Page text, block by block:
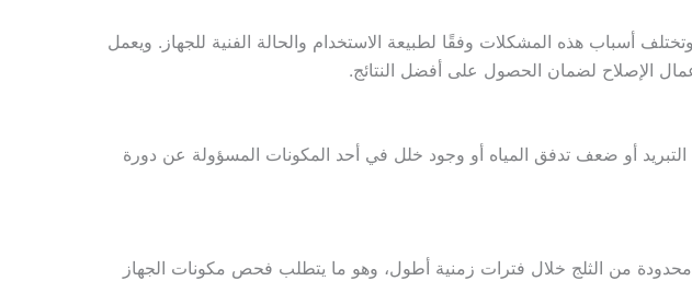
أسباب هذه المشكلات وفقًا لطبيعة الاستخدام والحالة الفنية للجهاز. ويعمل
الإصلاح لضمان الحصول على أفضل النتائج.
أو ضعف تدفق المياه أو وجود خلل في أحد المكونات المسؤولة عن دورة
من الثلج خلال فترات زمنية أطول، وهو ما يتطلب فحص مكونات الجهاز